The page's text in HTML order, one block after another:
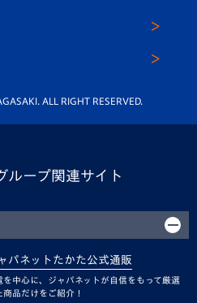
ALL RIGHT RESERVED.
ループ関連サイト
パネットたかた公式通販
を中心に、ジャパネットが自信をもって厳選
商品だけをご紹介！